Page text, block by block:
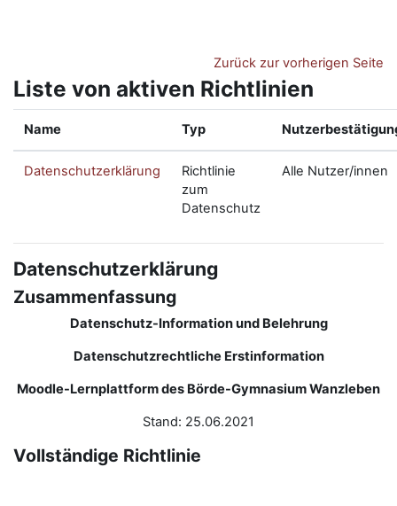
Zurück zur vorherigen Seite
Liste von aktiven Richtlinien
Name Typ
Datenschutzerklärung
Richtlinie
zum
Datenschutz
Alle Nutzer/innen
Datenschutzerklärung
Zusammenfassung
Datenschutz-Information und Belehrung
Datenschutzrechtliche Erstinformation
Moodle-Lernplattform des Börde-Gymnasium Wanzleben
Stand: 25.06.2021
Vollständige Richtlinie